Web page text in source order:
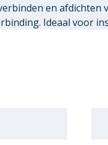
en
Ideaal voor